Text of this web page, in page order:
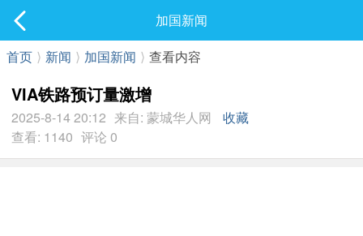
最新发表
加国新闻
首页 ⟩ 新闻 ⟩ 加国新闻 ⟩ 查看内容
VIA铁路预订量激增
2025-8-14 20:12 来自: 蒙城华人网
收藏
查看: 1140 评论 0